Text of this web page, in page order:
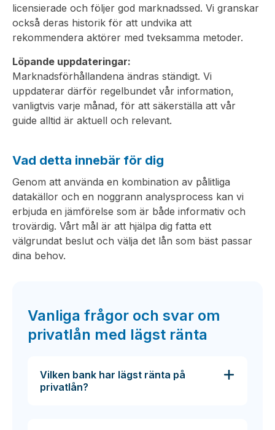
licensierade och följer god marknadssed. Vi granskar
också deras historik för att undvika att
rekommendera aktörer med tveksamma metoder.
Löpande uppdateringar:
Marknadsförhållandena ändras ständigt. Vi
uppdaterar därför regelbundet vår information,
vanligtvis varje månad, för att säkerställa att vår
guide alltid är aktuell och relevant.
Vad detta innebär för dig
Genom att använda en kombination av pålitliga
datakällor och en noggrann analysprocess kan vi
erbjuda en jämförelse som är både informativ och
trovärdig. Vårt mål är att hjälpa dig fatta ett
välgrundat beslut och välja det lån som bäst passar
dina behov.
Vanliga frågor och svar om
privatlån med lägst ränta
Vilken bank har lägst ränta på
privatlån?